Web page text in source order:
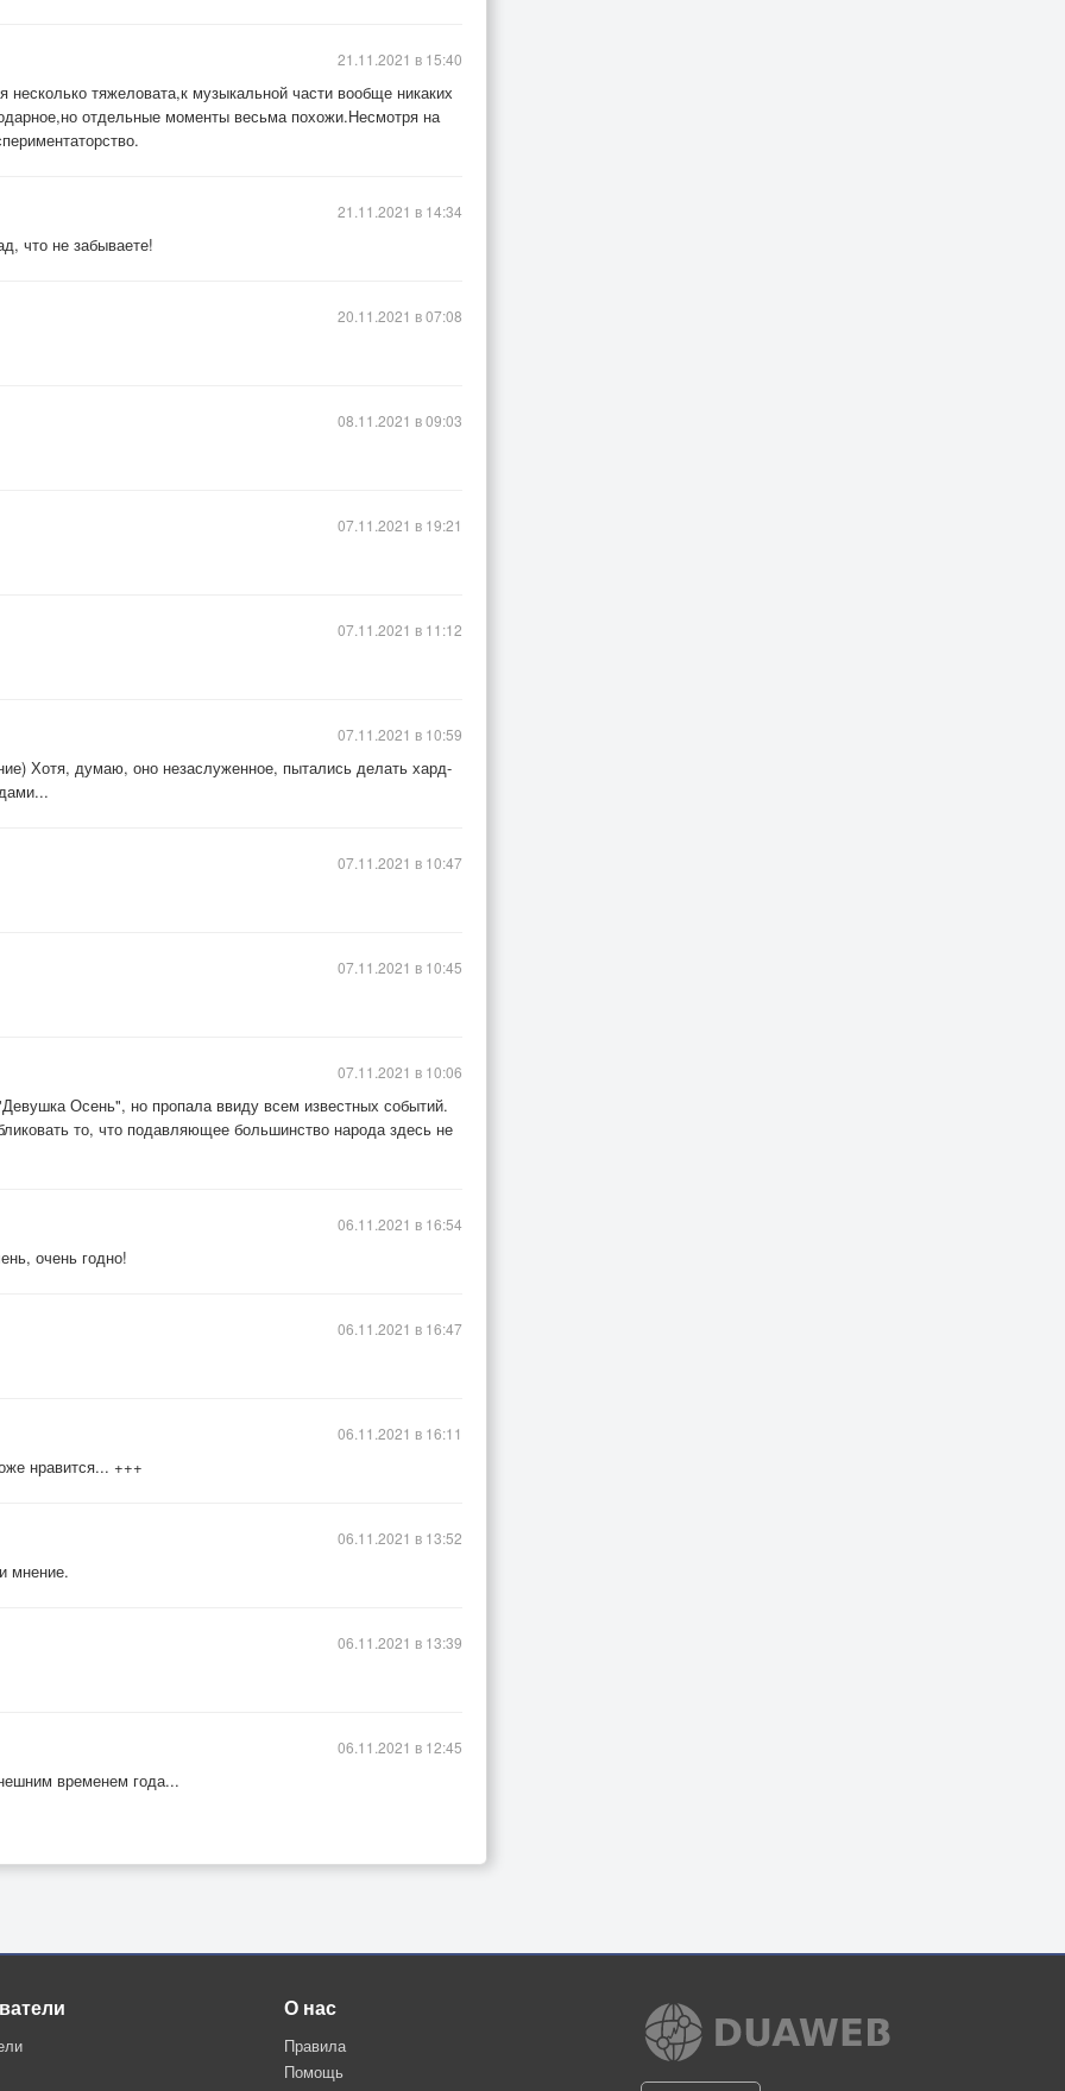
тяжеловата,к музыкальной части вообще никаких
отдельные моменты весьма похожи.Несмотря на
21.11.2021 в 15:40
что не забываете!
21.11.2021 в 14:34
20.11.2021 в 07:08
08.11.2021 в 09:03
07.11.2021 в 19:21
07.11.2021 в 11:12
Хотя, думаю, оно незаслуженное, пытались делать хард-
07.11.2021 в 10:59
07.11.2021 в 10:47
07.11.2021 в 10:45
Осень", но пропала ввиду всем известных событий.
то, что подавляющее большинство народа здесь не
07.11.2021 в 10:06
очень годно!
06.11.2021 в 16:54
06.11.2021 в 16:47
нравится... +++
06.11.2021 в 16:11
мнение.
06.11.2021 в 13:52
06.11.2021 в 13:39
временем года...
06.11.2021 в 12:45
О нас
Правила
Помощь